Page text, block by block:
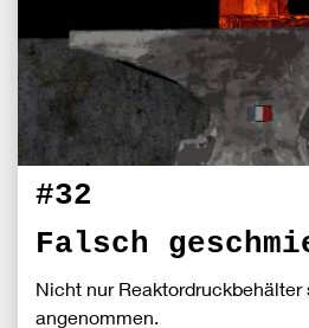
#32
Falsch
Nicht nur
angenommen.